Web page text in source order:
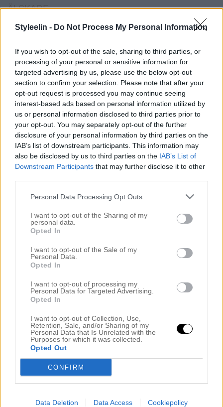
Styleelin - Do Not Process My Personal Information
If you wish to opt-out of the sale, sharing to third parties, or
processing of your personal or sensitive information for
targeted advertising by us, please use the below opt-out
section to confirm your selection. Please note that after your
opt-out request is processed you may continue seeing
interest-based ads based on personal information utilized by
us or personal information disclosed to third parties prior to
your opt-out. You may separately opt-out of the further
disclosure of your personal information by third parties on the
IAB’s list of downstream participants. This information may
also be disclosed by us to third parties on the IAB’s List of
Downstream Participants that may further disclose it to other
Personal Data Processing Opt Outs
I want to opt-out of the Sharing of my
personal data.
Opted In
I want to opt-out of the Sale of my
Personal Data.
Opted In
I want to opt-out of processing my
Personal Data for Targeted Advertising.
Opted In
I want to opt-out of Collection, Use,
Retention, Sale, and/or Sharing of my
Personal Data that Is Unrelated with the
Purposes for which it was collected.
Opted Out
CONFIRM
Data Deletion Data Access Cookiepolicy
ÄLSKADE
SOMMARBLOND &
18 juli, 2018
I ”Före och efter”
#blå väggfärg #karlssons golv
#platsbyggd
bokhylla
Kommentarer
Kommentera*
Namn*
E-postadress
Webbplats
Meddela mig om nya kommentarer via e-post.
Meddela mig om nya inlägg via e-post.